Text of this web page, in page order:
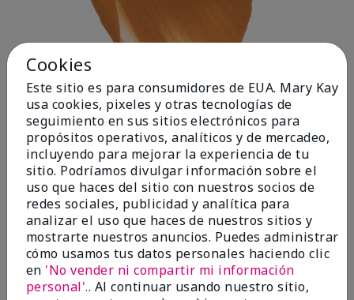
Deep 1
Cookies
Este sitio es para consumidores de EUA. Mary Kay
usa cookies, pixeles y otras tecnologías de
seguimiento en sus sitios electrónicos para
propósitos operativos, analíticos y de mercadeo,
incluyendo para mejorar la experiencia de tu
sitio. Podríamos divulgar información sobre el
uso que haces del sitio con nuestros socios de
redes sociales, publicidad y analítica para
analizar el uso que haces de nuestros sitios y
mostrarte nuestros anuncios. Puedes administrar
cómo usamos tus datos personales haciendo clic
en 'No vender ni compartir mi información
personal'.. Al continuar usando nuestro sitio,